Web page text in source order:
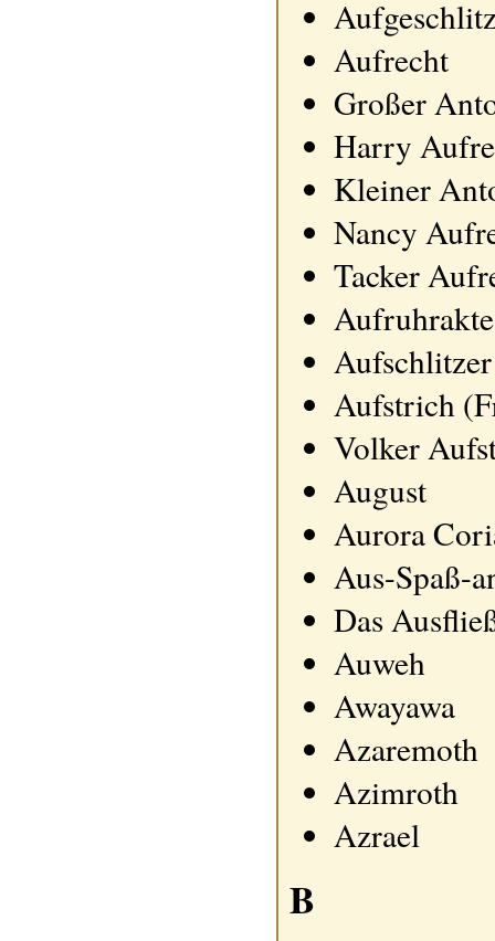
Aufrecht
Großer
Harry
Kleiner
Nancy
Tacker
Aufruhrakte
Aufschlitzer
Aufstrich
Volker
August
Aurora
Aus-Spaß-
Das
Auweh
Awayawa
Azaremoth
Azimroth
Azrael
B